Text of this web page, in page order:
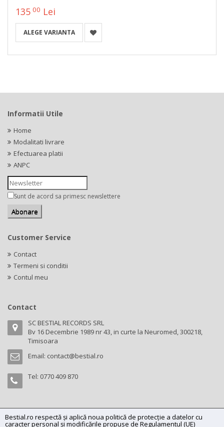
135 00 Lei
ALEGE VARIANTA
Bestial.ro respectă și aplică noua politică de protecție a datelor cu
caracter personal și modificările propuse de Regulamentul (UE)
Informatii Utile
Home
Modalitati livrare
Efectuarea platii
ANPC
Sunt de acord sa primesc newslettere
Customer Service
Contact
Termeni si conditii
Contul meu
Contact
SC BESTIAL RECORDS SRL
Bv 16 Decembrie 1989 nr 43, in curte la Neuromed, 300218,
Timisoara
Email: contact@bestial.ro
Tel: 0770 409 870
Copyright (C) 2026bestial.ro -All rights reserved.